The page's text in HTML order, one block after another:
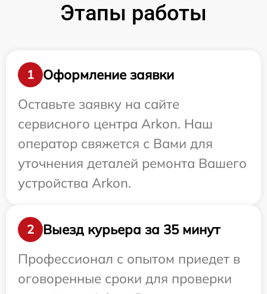
Этапы работы
1
Оформление заявки
Оставьте заявку на сайте
сервисного центра Arkon. Наш
оператор свяжется с Вами для
уточнения деталей ремонта Вашего
устройства Arkon.
2
Выезд курьера за 35 минут
Профессионал с опытом приедет в
оговоренные сроки для проверки